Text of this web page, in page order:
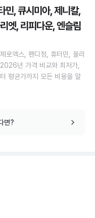
민, 큐시미아, 제니칼,
엣, 리피다운, 엔슬림
로엑스, 펜디정, 휴터민, 올리
년 가격 비교와 최저가,
평균가까지 모든 비용을 알
면?